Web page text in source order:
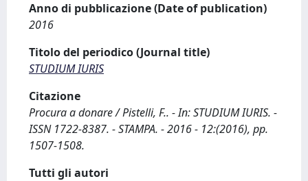
Anno di pubblicazione (Date of publication)
2016
Titolo del periodico (Journal title)
STUDIUM IURIS
Citazione
Procura a donare / Pistelli, F.. - In: STUDIUM IURIS. -
ISSN 1722-8387. - STAMPA. - 2016 - 12:(2016), pp.
1507-1508.
Tutti gli autori